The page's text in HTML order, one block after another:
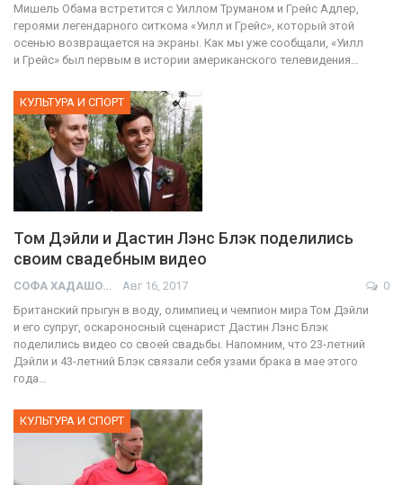
Мишель Обама встретится с Уиллом Труманом и Грейс Адлер,
героями легендарного ситкома «Уилл и Грейс», который этой
осенью возвращается на экраны. Как мы уже сообщали, «Уилл
и Грейс» был первым в истории американского телевидения…
КУЛЬТУРА И СПОРТ
Том Дэйли и Дастин Лэнс Блэк поделились
своим свадебным видео
СОФА ХАДАШОТ Авг 16, 2017
0
Британский прыгун в воду, олимпиец и чемпион мира Том Дэйли
и его супруг, оскароносный сценарист Дастин Лэнс Блэк
поделились видео со своей свадьбы. Напомним, что 23-летний
Дэйли и 43-летний Блэк связали себя узами брака в мае этого
года…
КУЛЬТУРА И СПОРТ